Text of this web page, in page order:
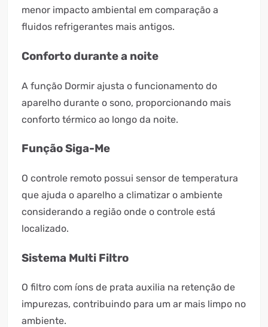
menor impacto ambiental em comparação a
fluidos refrigerantes mais antigos.
Conforto durante a noite
A função Dormir ajusta o funcionamento do
aparelho durante o sono, proporcionando mais
conforto térmico ao longo da noite.
Função Siga-Me
O controle remoto possui sensor de temperatura
que ajuda o aparelho a climatizar o ambiente
considerando a região onde o controle está
localizado.
Sistema Multi Filtro
O filtro com íons de prata auxilia na retenção de
impurezas, contribuindo para um ar mais limpo no
ambiente.